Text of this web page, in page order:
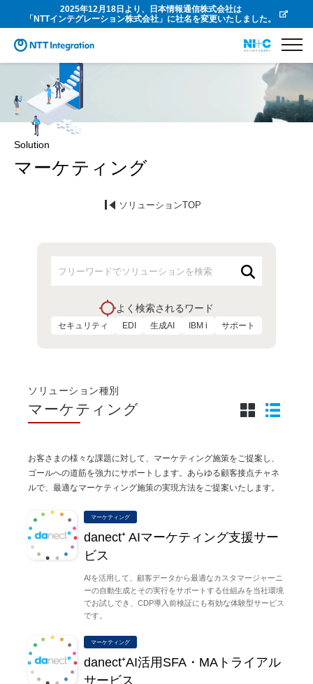
2025年12月18日より、日本情報通信株式会社は
「NTTインテグレーション株式会社」に社名を変更いたしました。
Solution
マーケティング
ソリューションTOP
よく検索されるワード
セキュリティ EDI 生成AI IBM i サポート
ソリューション種別
マーケティング
お客さまの様々な課題に対して、マーケティング施策をご提案し、
ゴールへの道筋を強力にサポートします。あらゆる顧客接点チャネ
ルで、最適なマーケティング施策の実現方法をご提案いたします。
マーケティング
danect⁺ AIマーケティング支援サー
ビス
AIを活用して、顧客データから最適なカスタマージャーニ
ーの自動生成とその実行をサポートする仕組みを当社環境
でお試しでき、CDP導入前検証にも有効な体験型サービス
です。
マーケティング
danect⁺AI活用SFA・MAトライアル
サービス